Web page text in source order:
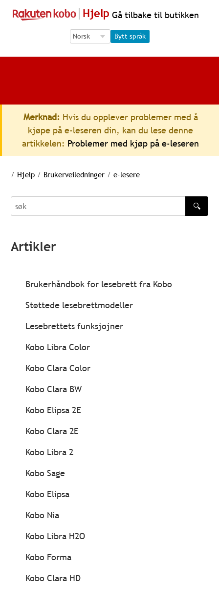
Hjelp Gå tilbake til butikken
Language Selection
Language Selection
Bytt språk
Merknad: Hvis du opplever problemer med å
kjøpe på e-leseren din, kan du lese denne
artikkelen: Problemer med kjøp på e-leseren
/ Hjelp / Brukerveiledninger / e-lesere
søk
🔍
Artikler
Brukerhåndbok for lesebrett fra Kobo
Støttede lesebrettmodeller
Lesebrettets funksjojner
Kobo Libra Color
Kobo Clara Color
Kobo Clara BW
Kobo Elipsa 2E
Kobo Clara 2E
Kobo Libra 2
Kobo Sage
Kobo Elipsa
Kobo Nia
Kobo Libra H2O
Kobo Forma
Kobo Clara HD